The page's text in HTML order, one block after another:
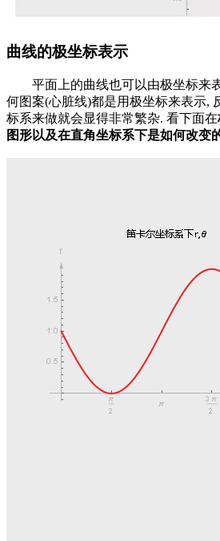
曲线的极坐标表示
平面上的曲线也可以由极坐标来
何图案(心脏线)都是用极坐标来表示,
标系来做就会显得非常繁杂. 看下面在
图形以及在直角坐标系下是如何改变